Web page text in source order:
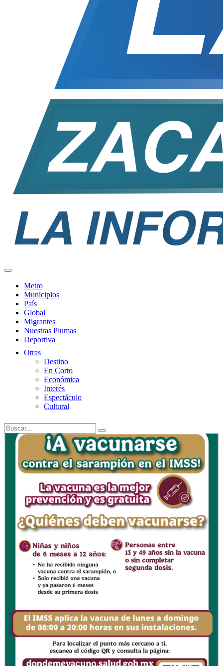
Metro
Municipios
País
Global
Migrantes
Nuestras Plumas
Deportiva
Otras
Destino
En Corto
Económica
Interés
Espectáculo
Cultural